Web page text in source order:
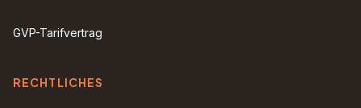
GVP-Tarifvertrag
RECHTLICHES